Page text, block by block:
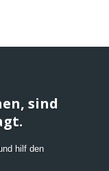
sind
hilf den